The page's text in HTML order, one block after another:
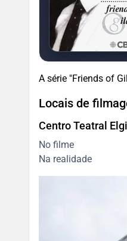
A série "Friends of
Locais de
Centro Teatral
No filme
Na realidade